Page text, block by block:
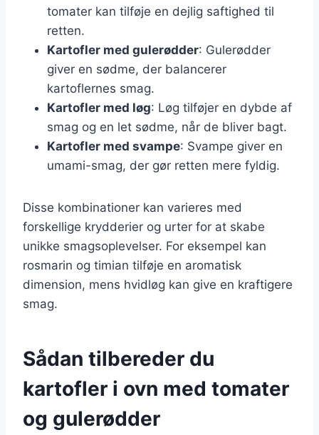
tomater kan tilføje en dejlig saftighed til
retten.
Kartofler med gulerødder: Gulerødder
giver en sødme, der balancerer
kartoflernes smag.
Kartofler med løg: Løg tilføjer en dybde af
smag og en let sødme, når de bliver bagt.
Kartofler med svampe: Svampe giver en
umami-smag, der gør retten mere fyldig.
Disse kombinationer kan varieres med
forskellige krydderier og urter for at skabe
unikke smagsoplevelser. For eksempel kan
rosmarin og timian tilføje en aromatisk
dimension, mens hvidløg kan give en kraftigere
smag.
Sådan tilbereder du
kartofler i ovn med tomater
og gulerødder